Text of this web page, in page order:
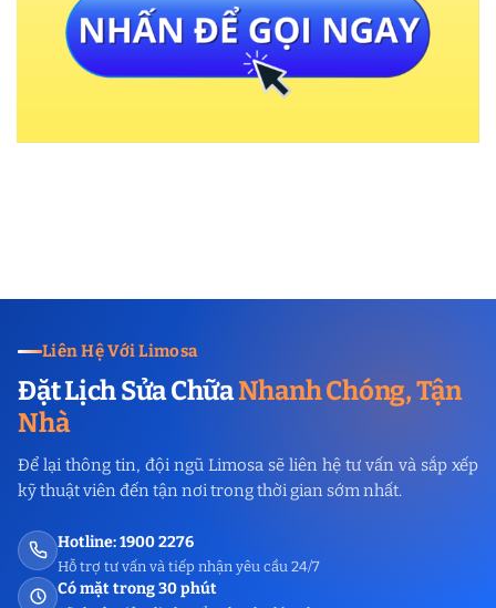
Liên Hệ Với Limosa
Đặt Lịch Sửa ChữaNhanh Chóng, Tận
Nhà
Để lại thông tin, đội ngũ Limosa sẽ liên hệ tư vấn và sắp xếp
kỹ thuật viên đến tận nơi trong thời gian sớm nhất.
Hotline: 1900 2276
Hỗ trợ tư vấn và tiếp nhận yêu cầu 24/7
Có mặt trong 30 phút